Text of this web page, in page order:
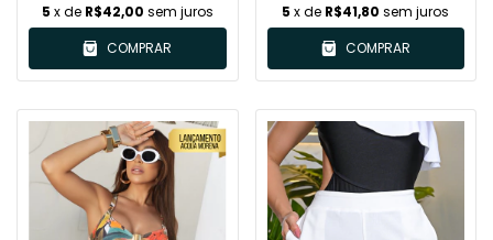
5 x de R$42,00 sem juros
COMPRAR
5 x de R$41,80 sem juros
COMPRAR